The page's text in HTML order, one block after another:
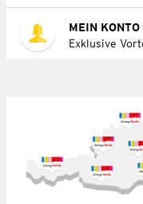
MEIN KONTO
Exklusive